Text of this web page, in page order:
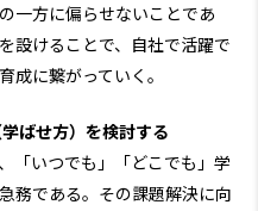
一方に偏らせないことであ
設けることで、自社で活躍で
に繋がっていく。
ばせ方）を検討する
「いつでも」「どこでも」学
務である。その課題解決に向